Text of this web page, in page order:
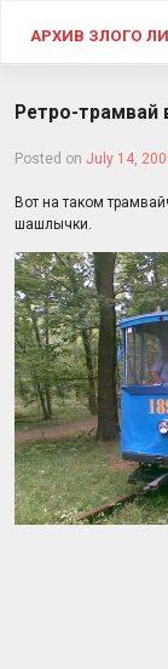
АРХИВ ЗЛОГО
Ретро-трамвай
Posted on July 14,
Вот на таком
шашлычки.